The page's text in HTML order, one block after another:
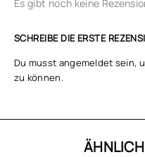
Es gibt noch keine
SCHREIBE DIE ERSTE
Du musst angemeldet sein,
zu können.